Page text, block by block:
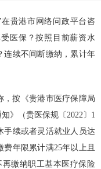
贵港市网络问政平台咨
医保？按照目前薪资水
连续不间断缴纳，累计年
，按《贵港市医疗保障局
》（贵医保规〔2022〕1
手续或者灵活就业人员达
年限累计满25年以上且
缴纳职工基本医疗保险